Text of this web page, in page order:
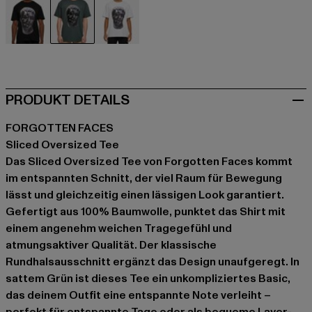
PRODUKT DETAILS
FORGOTTEN FACES
Sliced Oversized Tee
Das Sliced Oversized Tee von Forgotten Faces kommt
im entspannten Schnitt, der viel Raum für Bewegung
lässt und gleichzeitig einen lässigen Look garantiert.
Gefertigt aus 100% Baumwolle, punktet das Shirt mit
einem angenehm weichen Tragegefühl und
atmungsaktiver Qualität. Der klassische
Rundhalsausschnitt ergänzt das Design unaufgeregt. In
sattem Grün ist dieses Tee ein unkompliziertes Basic,
das deinem Outfit eine entspannte Note verleiht –